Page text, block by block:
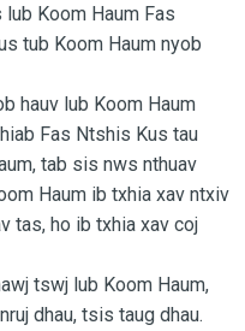
Koom Haum Fas
tub Koom Haum nyob
hauv lub Koom Haum
Fas Ntshis Kus tau
tab sis nws nthuav
Haum ib txhia xav ntxiv
tas, ho ib txhia xav coj
tswj lub Koom Haum,
dhau, tsis taug dhau.